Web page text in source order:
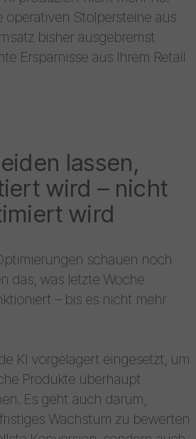
operativen Stolpersteine aus
bisher ausgebremst
Ersparnisse aus Ihrem Retail
lassen,
wird – nicht
wird
schauen noch
das, was letzte Woche
– bis es nicht mehr
KI vorgelagert eingesetzt, um
Produkte überhaupt
Es geht auch darum,
Wachstum zu bewerten